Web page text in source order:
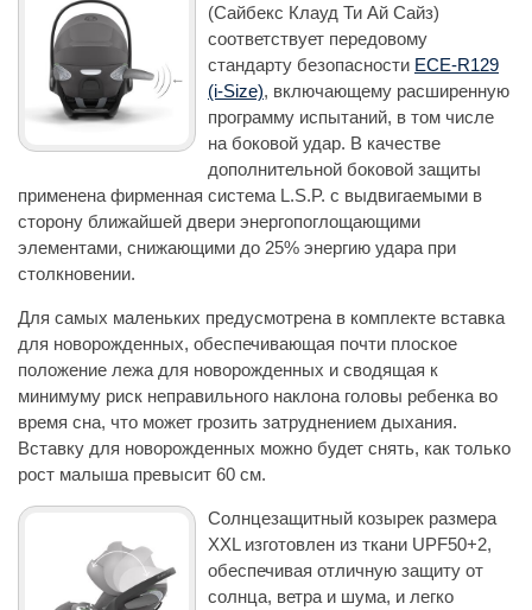
(Сайбекс Клауд Ти Ай Сайз)
соответствует передовому
стандарту безопасности ECE-R129
(i-Size), включающему расширенную
программу испытаний, в том числе
на боковой удар. В качестве
дополнительной боковой защиты
применена фирменная система L.S.P. с выдвигаемыми в
сторону ближайшей двери энергопоглощающими
элементами, снижающими до 25% энергию удара при
столкновении.
Для самых маленьких предусмотрена в комплекте вставка
для новорожденных, обеспечивающая почти плоское
положение лежа для новорожденных и сводящая к
минимуму риск неправильного наклона головы ребенка во
время сна, что может грозить затруднением дыхания.
Вставку для новорожденных можно будет снять, как только
рост малыша превысит 60 см.
Солнцезащитный козырек размера
XXL изготовлен из ткани UPF50+2,
обеспечивая отличную защиту от
солнца, ветра и шума, и легко